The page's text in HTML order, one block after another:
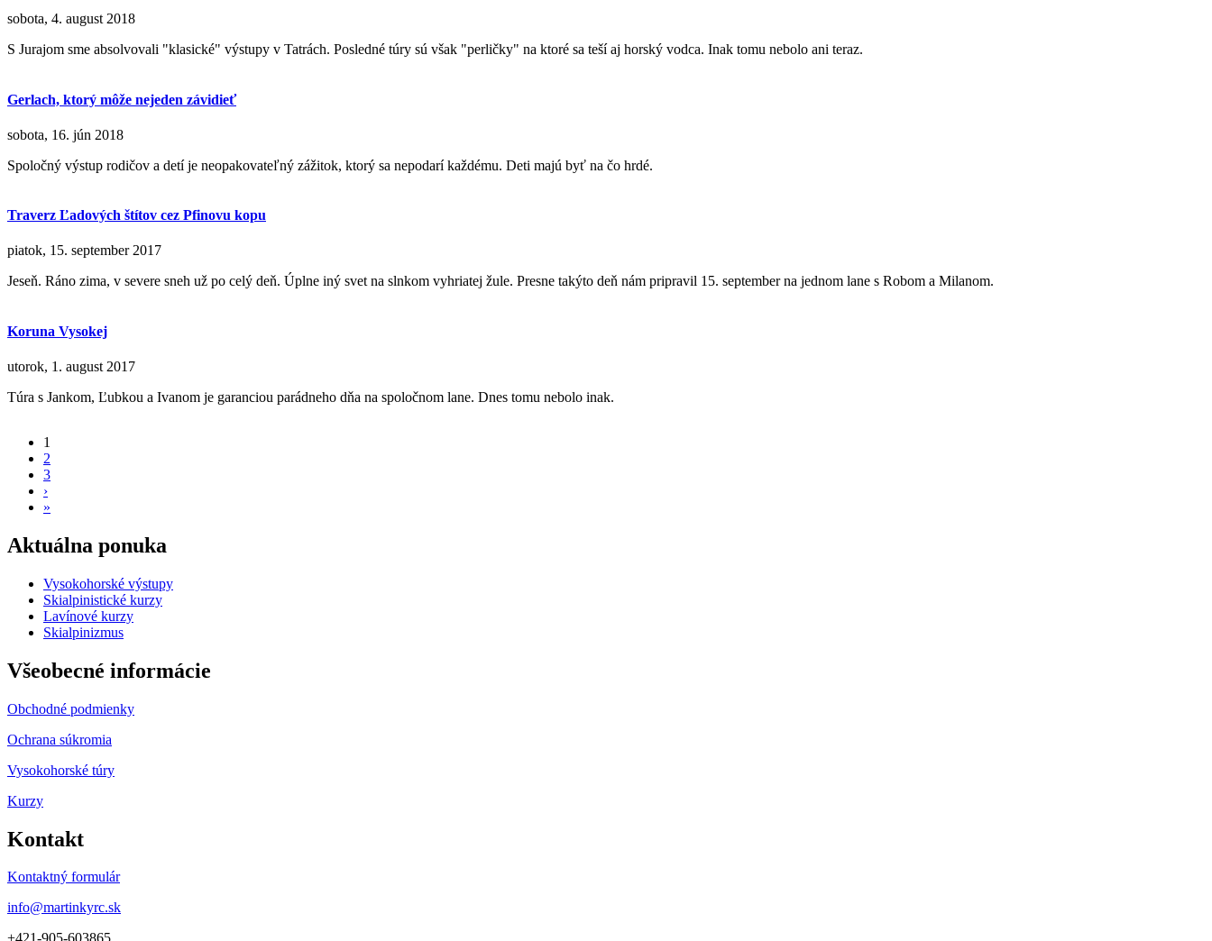
sobota, 4. august 2018
S Jurajom sme absolvovali "klasické" výstupy v Tatrách. Posledné túry sú však "perličky" na ktoré sa teší aj horský vodca. Inak tomu nebolo ani teraz.
Gerlach, ktorý môže nejeden závidieť
sobota, 16. jún 2018
Spoločný výstup rodičov a detí je neopakovateľný zážitok, ktorý sa nepodarí každému. Deti majú byť na čo hrdé.
Traverz Ľadových štítov cez Pfinovu kopu
piatok, 15. september 2017
Jeseň. Ráno zima, v severe sneh už po celý deň. Úplne iný svet na slnkom vyhriatej žule. Presne takýto deň nám pripravil 15. september na jednom lane s Robom a Milanom.
Koruna Vysokej
utorok, 1. august 2017
Túra s Jankom, Ľubkou a Ivanom je garanciou parádneho dňa na spoločnom lane. Dnes tomu nebolo inak.
Stránky
1
2
3
›
»
Aktuálna ponuka
Vysokohorské výstupy
Skialpinistické kurzy
Lavínové kurzy
Skialpinizmus
Všeobecné informácie
Obchodné podmienky
Ochrana súkromia
Vysokohorské túry
Kurzy
Kontakt
Kontaktný formulár
info@martinkyrc.sk